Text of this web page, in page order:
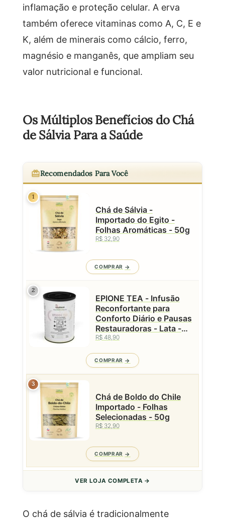
inflamação e proteção celular. A erva
também oferece vitaminas como A, C, E e
K, além de minerais como cálcio, ferro,
magnésio e manganês, que ampliam seu
valor nutricional e funcional.
Os Múltiplos Benefícios do Chá
de Sálvia Para a Saúde
Recomendados Para Você
1
Chá de Sálvia -
Importado do Egito -
Folhas Aromáticas - 50g
R$ 32,90
COMPRAR
2
EPIONE TEA - Infusão
Reconfortante para
Conforto Diário e Pausas
Restauradoras - Lata -
50g
R$ 48,90
COMPRAR
3
Chá de Boldo do Chile
Importado - Folhas
Selecionadas - 50g
R$ 32,90
COMPRAR
VER LOJA COMPLETA →
O chá de sálvia é tradicionalmente